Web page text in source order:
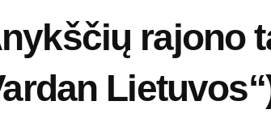
rajono